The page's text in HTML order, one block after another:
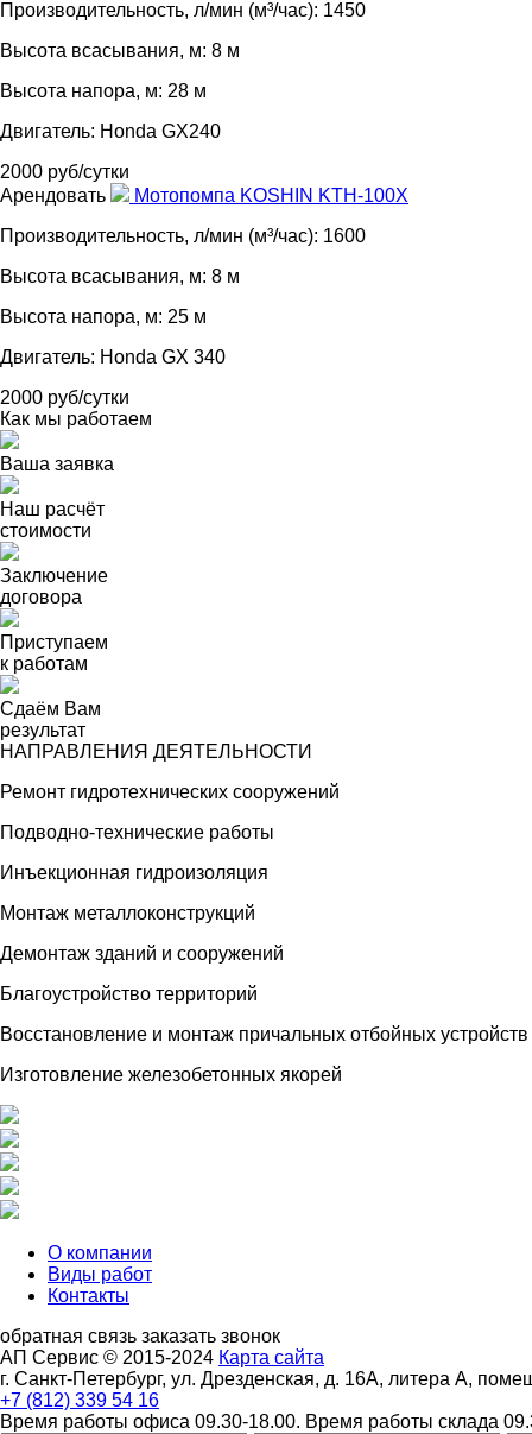
Производительность, л/мин (м³/час): 1450
Высота всасывания, м: 8 м
Высота напора, м: 28 м
Двигатель: Honda GX240
2000 руб/сутки
Арендовать
Мотопомпа KOSHIN KTH-100X
Производительность, л/мин (м³/час): 1600
Высота всасывания, м: 8 м
Высота напора, м: 25 м
Двигатель: Honda GX 340
2000 руб/сутки
Как мы работаем
Ваша заявка
Наш расчёт
стоимости
Заключение
договора
Приступаем
к работам
Сдаём Вам
результат
НАПРАВЛЕНИЯ ДЕЯТЕЛЬНОСТИ
Ремонт гидротехнических сооружений
Подводно-технические работы
Инъекционная гидроизоляция
Монтаж металлоконструкций
Демонтаж зданий и сооружений
Благоустройство территорий
Восстановление и монтаж причальных отбойных устройств
Изготовление железобетонных якорей
О компании
Виды работ
Контакты
обратная связь заказать звонок
АП Сервис © 2015-2024 Карта сайта
г. Санкт-Петербург, ул. Дрезденская, д. 16А, литера А,
+7 (812) 339 54 16
Время работы офиса 09.30-18.00. Время работы склада